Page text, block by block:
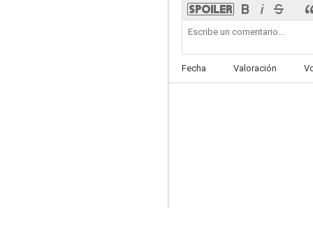
Fecha Valoración